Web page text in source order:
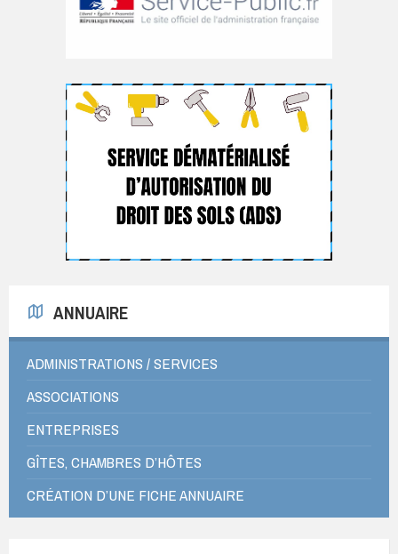
ANNUAIRE
ADMINISTRATIONS / SERVICES
ASSOCIATIONS
ENTREPRISES
GÎTES, CHAMBRES D’HÔTES
CRÉATION D’UNE FICHE ANNUAIRE